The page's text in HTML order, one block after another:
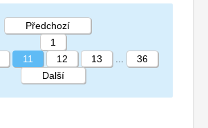
STRÁNKA 11 36
Předchozí
1
11 12 13
36
Další